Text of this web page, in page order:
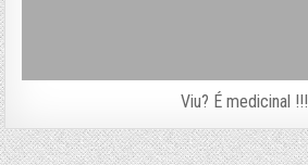
Viu? É medicinal !!!